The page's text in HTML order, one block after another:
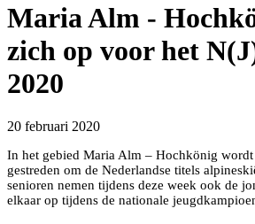
Maria Alm -
zich op voor het
2020
20 februari 2020
In het gebied Maria Alm – Hochkönig
gestreden om de Nederlandse titels
senioren nemen tijdens deze week ook de
elkaar op tijdens de nationale